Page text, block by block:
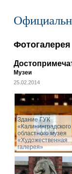
Фотогалерея
Музеи
25.02.2014
Здание ГУК
«Калининградского
областного музея
«Художественная
галерея»